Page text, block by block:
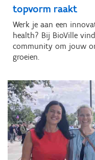
topvorm raakt
Werk je aan een
health? Bij BioVille
community om jouw
groeien.